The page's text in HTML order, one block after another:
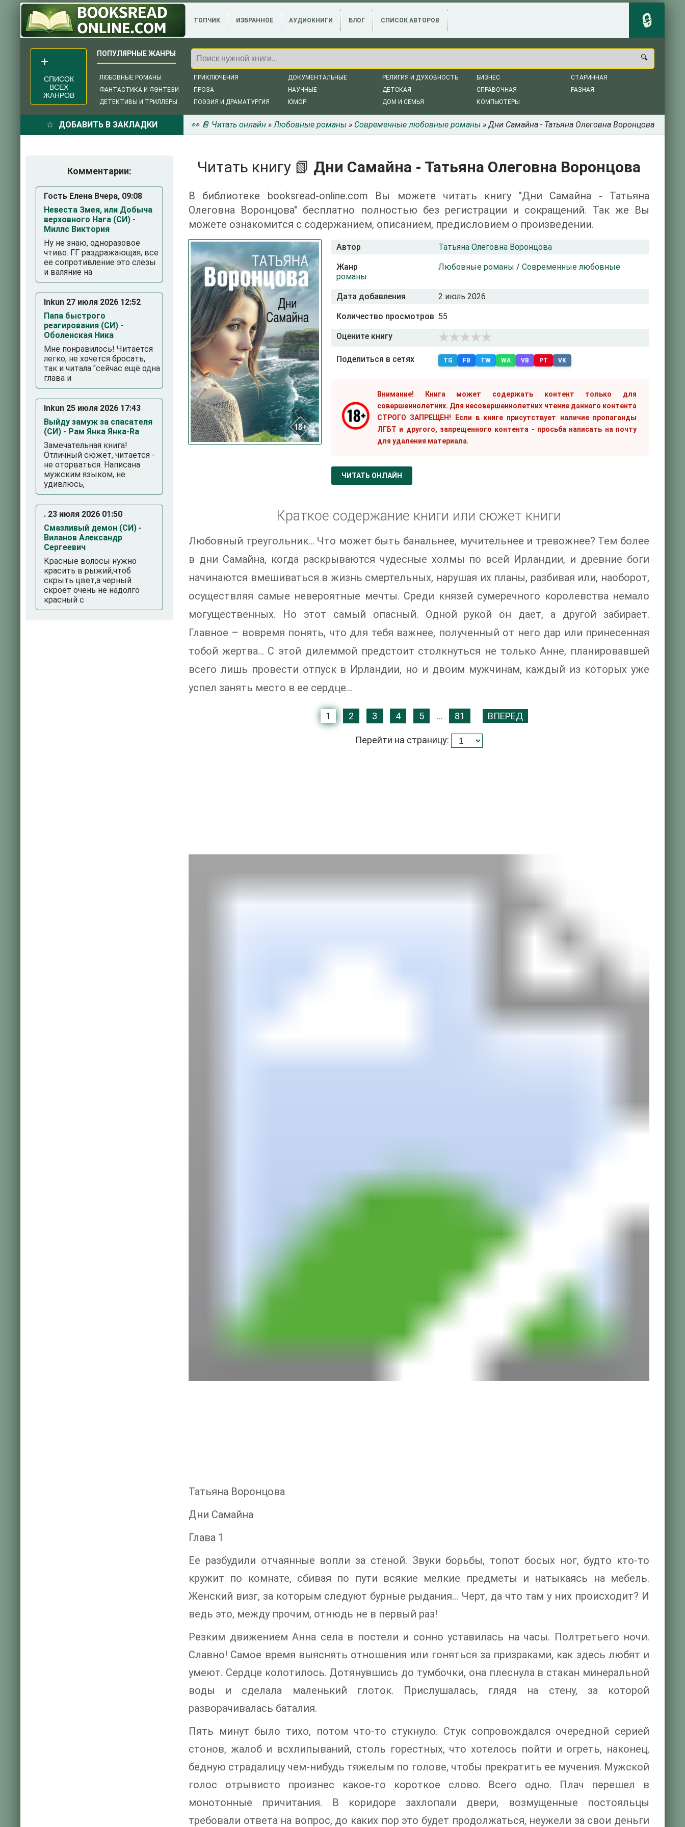
ТОПЧИК ИЗБРАННОЕ АУДИОКНИГИ БЛОГ СПИСОК АВТОРОВ
ЛЮБОВНЫЕ РОМАНЫ
ФАНТАСТИКА И ФЭНТЕЗИ
ДЕТЕКТИВЫ И ТРИЛЛЕРЫ
ПРИКЛЮЧЕНИЯ
ПРОЗА
ПОЭЗИЯ И ДРАМАТУРГИЯ
ДОКУМЕНТАЛЬНЫЕ
НАУЧНЫЕ
ЮМОР
РЕЛИГИЯ И ДУХОВНОСТЬ
ДЕТСКАЯ
ДОМ И СЕМЬЯ
БИЗНЕС
СПРАВОЧНАЯ
КОМПЬЮТЕРЫ
СТАРИННАЯ
РАЗНАЯ
СПИСОК
ВСЕХ
ЖАНРОВ
ДОБАВИТЬ В ЗАКЛАДКИ 👀 📔 Читать онлайн »Любовные романы » Современные любовные романы » Дни Самайна - Татьяна Олеговна Воронцова
Читать книгу 📗 Дни Самайна - Татьяна Олеговна Воронцова
В библиотеке booksread-online.com Вы можете читать книгу "Дни Самайна - Татьяна
Олеговна Воронцова" бесплатно полностью без регистрации и сокращений. Так же Вы
можете ознакомится с содержанием, описанием, предисловием о произведении.
Автор Татьяна Олеговна Воронцова
Жанр Любовные романы / Современные любовные
романы
Дата добавления 2 июль 2026
Количество просмотров 55
Оцените книгу
Поделиться в сетях TG FB TW WA VB PT VK
Внимание! Книга может содержать контент только для
совершеннолетних. Для несовершеннолетних чтение данного контента
СТРОГО ЗАПРЕЩЕН! Если в книге присутствует наличие пропаганды
ЛГБТ и другого, запрещенного контента - просьба написать на почту
для удаления материала.
ЧИТАТЬ ОНЛАЙН
Краткое содержание книги или сюжет книги
Любовный треугольник… Что может быть банальнее, мучительнее и тревожнее? Тем более
в дни Самайна, когда раскрываются чудесные холмы по всей Ирландии, и древние боги
начинаются вмешиваться в жизнь смертельных, нарушая их планы, разбивая или, наоборот,
осуществляя самые невероятные мечты. Среди князей сумеречного королевства немало
могущественных. Но этот самый опасный. Одной рукой он дает, а другой забирает.
Главное – вовремя понять, что для тебя важнее, полученный от него дар или принесенная
тобой жертва… С этой дилеммой предстоит столкнуться не только Анне, планировавшей
всего лишь провести отпуск в Ирландии, но и двоим мужчинам, каждый из которых уже
успел занять место в ее сердце…
1 2 3 4 5 ... 81 ВПЕРЕД
Перейти на страницу:
Татьяна Воронцова
Дни Самайна
Глава 1
Ее разбудили отчаянные вопли за стеной. Звуки борьбы, топот босых ног, будто кто-то
кружит по комнате, сбивая по пути всякие мелкие предметы и натыкаясь на мебель.
Женский визг, за которым следуют бурные рыдания… Черт, да что там у них происходит? И
ведь это, между прочим, отнюдь не в первый раз!
Резким движением Анна села в постели и сонно уставилась на часы. Полтретьего ночи.
Славно! Самое время выяснять отношения или гоняться за призраками, как здесь любят и
умеют. Сердце колотилось. Дотянувшись до тумбочки, она плеснула в стакан минеральной
воды и сделала маленький глоток. Прислушалась, глядя на стену, за которой
разворачивалась баталия.
Пять минут было тихо, потом что-то стукнуло. Стук сопровождался очередной серией
стонов, жалоб и всхлипываний, столь горестных, что хотелось пойти и огреть, наконец,
бедную страдалицу чем-нибудь тяжелым по голове, чтобы прекратить ее мучения. Мужской
голос отрывисто произнес какое-то короткое слово. Всего одно. Плач перешел в
монотонные причитания. В коридоре захлопали двери, возмущенные постояльцы
требовали ответа на вопрос, до каких пор это будет продолжаться, неужели за свои деньги
Комментарии:
Гость Елена Вчера, 09:08
Невеста Змея, или Добыча
верховного Нага (СИ) -
Миллс Виктория
Ну не знаю, одноразовое
чтиво. ГГ раздражающая, все
ее сопротивление это слезы
и валяние на
Inkun 27 июля 2026 12:52
Папа быстрого
реагирования (СИ) -
Оболенская Ника
Мне понравилось! Читается
легко, не хочется бросать,
так и читала "сейчас ещё одна
глава и
Inkun 25 июля 2026 17:43
Выйду замуж за спасателя
(СИ) - Рам Янка Янка-Ra
Замечательная книга!
Отличный сюжет, читается -
не оторваться. Написана
мужским языком, не
удивлюсь,
. 23 июля 2026 01:50
Смазливый демон (СИ) -
Виланов Александр
Сергеевич
Красные волосы нужно
красить в рыжий,чтоб
скрыть цвет,а черный
скроет очень не надолго
красный с